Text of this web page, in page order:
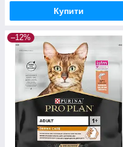
Купити
–12%